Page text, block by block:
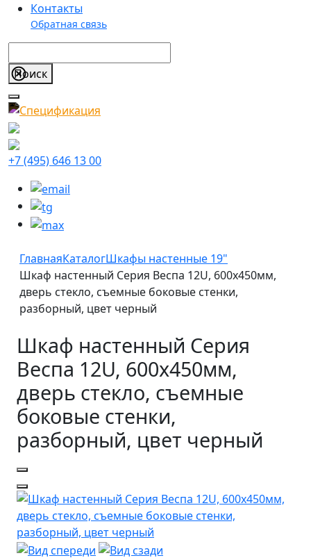
Контакты
Обратная связь
+7 (495) 646 13 00
ГлавнаяКаталогШкафы настенные 19"
Шкаф настенный Серия Веспа 12U, 600х450мм,
дверь стекло, съемные боковые стенки,
разборный, цвет черный
Шкаф настенный Серия
Веспа 12U, 600х450мм,
дверь стекло, съемные
боковые стенки,
разборный, цвет черный